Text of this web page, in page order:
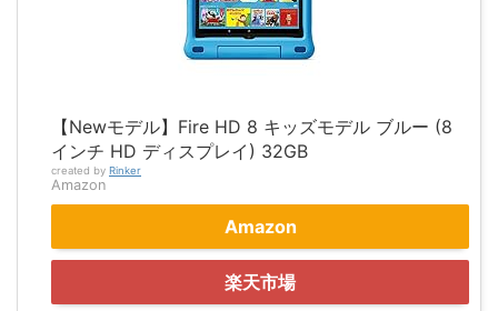
【Newモデル】Fire HD 8 キッズモデル ブルー (8
インチ HD ディスプレイ) 32GB
created by Rinker
Amazon
Amazon
楽天市場